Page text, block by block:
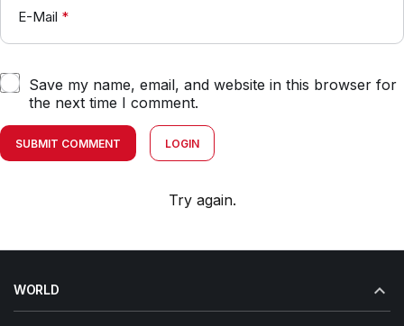
E-Mail *
Save my name, email, and website in this browser for
the next time I comment.
SUBMIT COMMENT LOGIN
Try again.
WORLD